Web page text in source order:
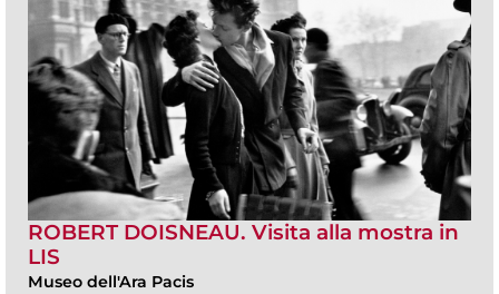
ROBERT DOISNEAU. Visita alla mostra in
LIS
Museo dell'Ara Pacis